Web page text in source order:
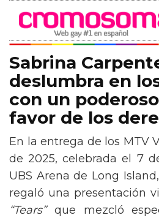
Sabrina
deslumbra en
con un
favor de los
En la entrega de los MTV
de 2025, celebrada el 7
UBS Arena de Long
regaló una presentación
“Tears”que mezcló